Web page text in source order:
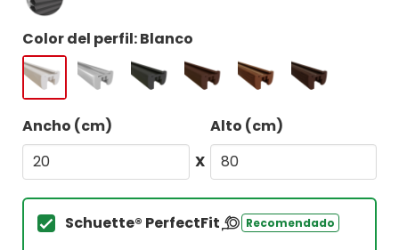
Color del perfil: Blanco
Ancho (cm)
X
Alto (cm)
Schuette® PerfectFit Recomendado